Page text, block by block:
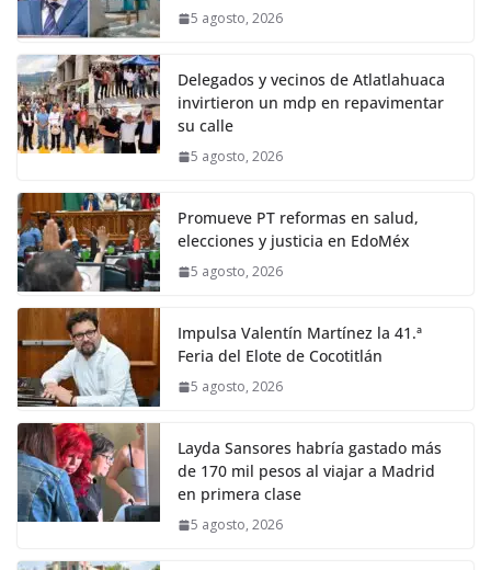
5 agosto, 2026
Delegados y vecinos de Atlatlahuaca
invirtieron un mdp en repavimentar
su calle
5 agosto, 2026
Promueve PT reformas en salud,
elecciones y justicia en EdoMéx
5 agosto, 2026
Impulsa Valentín Martínez la 41.ª
Feria del Elote de Cocotitlán
5 agosto, 2026
Layda Sansores habría gastado más
de 170 mil pesos al viajar a Madrid
en primera clase
5 agosto, 2026